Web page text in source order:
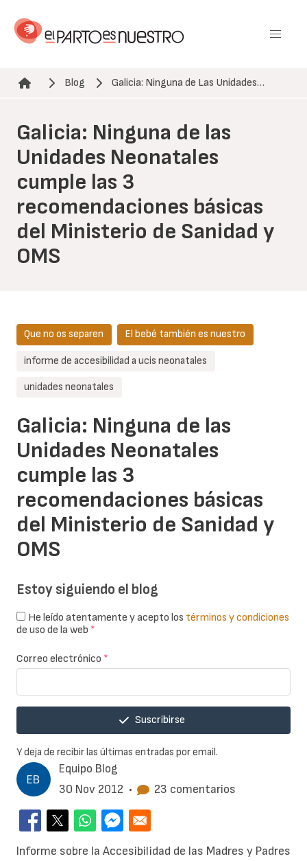
contenido
Ruta de navegación
Blog Galicia: Ninguna de Las Unidades…
Galicia: Ninguna de las
Unidades Neonatales
cumple las 3
recomendaciones básicas
del Ministerio de Sanidad y
OMS
Equipo Blog
30 Nov 2012 • 23 comentarios
Galicia: Ninguna de las
Unidades Neonatales
cumple las 3
recomendaciones básicas
del Ministerio de Sanidad y
OMS
Que no os separen El bebé también es nuestro
informe de accesibilidad a ucis neonatales
unidades neonatales
Informe sobre la Accesibilidad de las Madres y Padres
Estoy siguiendo el blog
He leído atentamente y acepto los términos y condiciones
de uso de la web *
Correo electrónico *
Suscribirse
Y deja de recibir las últimas entradas por email.